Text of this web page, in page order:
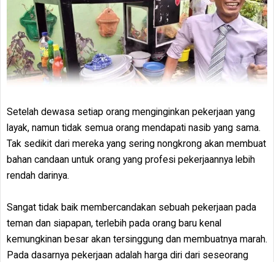
Setelah dewasa setiap orang menginginkan pekerjaan yang
layak, namun tidak semua orang mendapati nasib yang sama.
Tak sedikit dari mereka yang sering nongkrong akan membuat
bahan candaan untuk orang yang profesi pekerjaannya lebih
rendah darinya.
Sangat tidak baik membercandakan sebuah pekerjaan pada
teman dan siapapan, terlebih pada orang baru kenal
kemungkinan besar akan tersinggung dan membuatnya marah.
Pada dasarnya pekerjaan adalah harga diri dari seseorang